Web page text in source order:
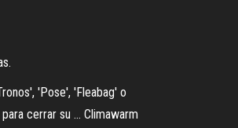
'Pose', 'Fleabag' o
cerrar su ... Climawarm